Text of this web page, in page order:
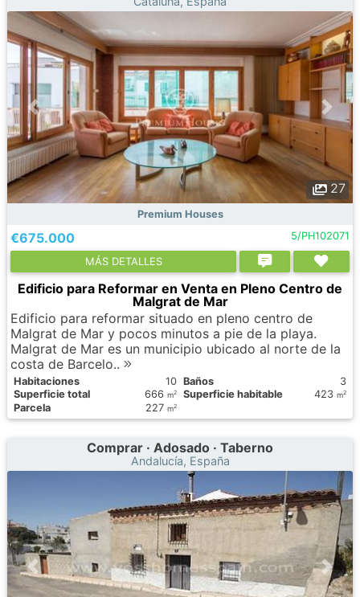
27
Premium Houses
€675.000 5/PH102071
МÁS DETALLES
Edificio para Reformar en Venta en Pleno Centro de
Malgrat de Mar
Edificio para reformar situado en pleno centro de
Malgrat de Mar y pocos minutos a pie de la playa.
Malgrat de Mar es un municipio ubicado al norte de la
costa de Barcelo..
Habitaciones 10 Baños
3
Superficie total
666 m2 Superficie habitable 423 m2
Parcela 227 m2
Comprar · Adosado · Taberno
Andalucía, España